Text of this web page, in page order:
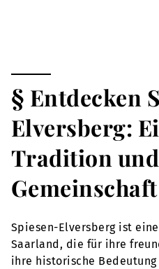
§ Entdecken
Elversberg:
Tradition und
Gemeinschaft
Spiesen-Elversberg ist
Saarland, die für ihre
ihre historische